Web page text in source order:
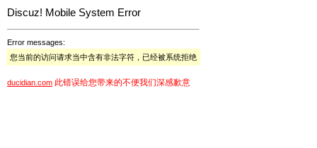
Discuz! Mobile System Error
Error messages:
您当前的访问请求当中含有非法字符，已经被系统拒绝
ducidian.com 此错误给您带来的不便我们深感歉意